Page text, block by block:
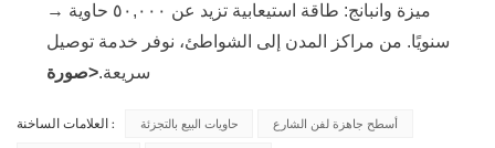
→ ميزة وانبانج: طاقة استيعابية تزيد عن ٥٠,٠٠٠ حاوية
سنويًا. من مراكز المدن إلى الشواطئ، نوفر خدمة توصيل
سريعة.<صورة
العلامات الساخنة : حاويات البيع بالتجزئة أسطح جاهزة لفن الشارع